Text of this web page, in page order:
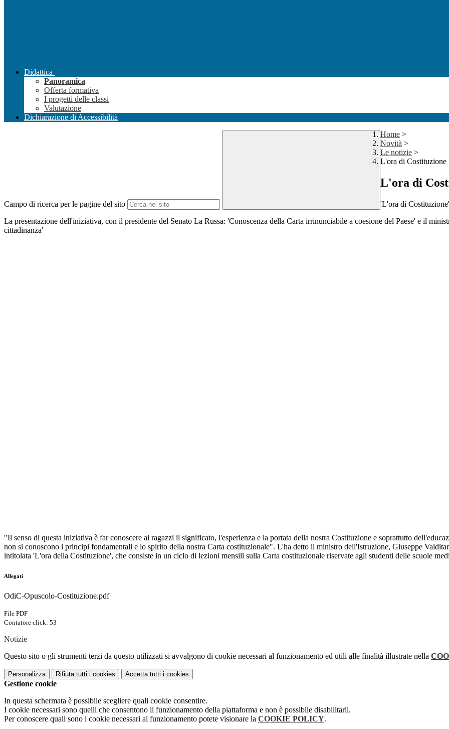
Didattica
Panoramica
Offerta formativa
I progetti delle classi
Valutazione
Dichiarazione di Accessibilità
Campo di ricerca per le pagine del sito
Home >
Novità >
Le notizie >
L'ora di Costituzione
L'ora di
'L'ora di
La presentazione dell'iniziativa, con il presidente del Senato La Russa: 'Conoscenza della Carta irrinunciabile a coesione del Paese' e il
cittadinanza'
"Il senso di questa iniziativa è far conoscere ai ragazzi il significato, l'esperienza e la portata della nostra Costituzione e soprattutto
non si conoscono i principi fondamentali e lo spirito della nostra Carta costituzionale". L'ha detto il ministro dell'Istruzione, Giuseppe
intitolata 'L'ora della Costituzione', che consiste in un ciclo di lezioni mensili sulla Carta costituzionale riservate agli studenti delle scuole
Allegati
OdiC-Opuscolo-Costituzione.pdf
File PDF
Contatore click: 53
Notizie
Questo sito o gli strumenti terzi da questo utilizzati si avvalgono di cookie necessari al funzionamento ed utili alle finalità illustrate nella
Personalizza Rifiuta tutti i cookies Accetta tutti i cookies
Gestione cookie
In questa schermata è possibile scegliere quali cookie consentire.
I cookie necessari sono quelli che consentono il funzionamento della piattaforma e non è possibile disabilitarli.
Per conoscere quali sono i cookie necessari al funzionamento potete visionare la COOKIE POLICY.